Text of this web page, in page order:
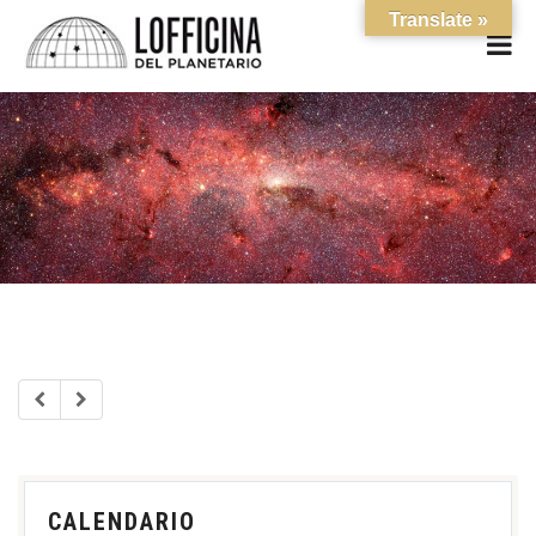
CALENDARIO
Translate »